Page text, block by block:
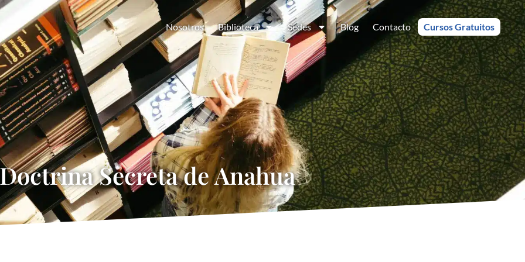
Nosotros Biblioteca Sedes Blog Contacto Cursos Gratuitos
Secreta de Anahua